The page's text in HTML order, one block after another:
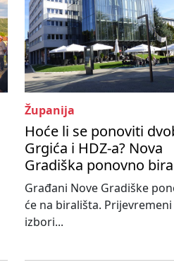
Županija
Hoće li se ponoviti
Grgića i HDZ-a? Nova
Gradiška ponovno bira
Građani Nove Gradiške
će na birališta. Prijevremeni
izbori...